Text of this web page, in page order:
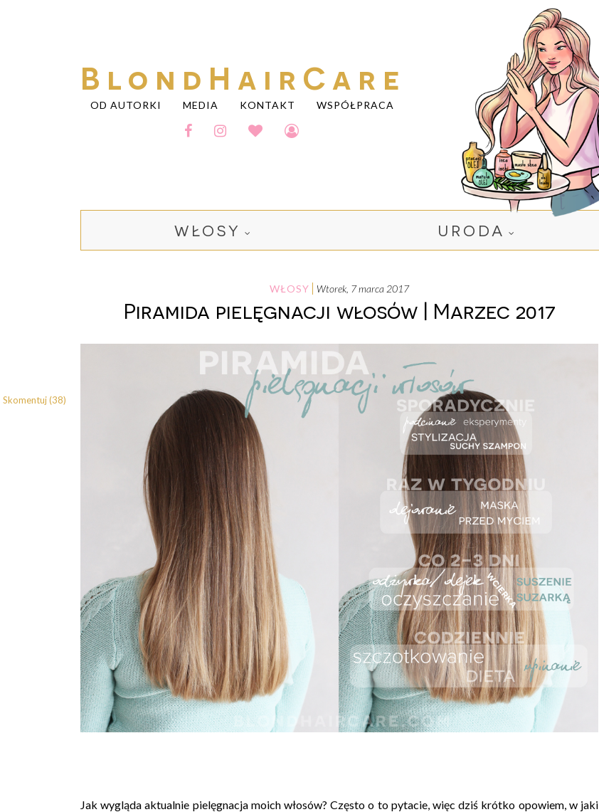
BlondHairCare
OD AUTORKI MEDIA KONTAKT WSPÓŁPRACA
WŁOSY URODA
WŁOSY wtorek, 7 marca 2017
Piramida pielęgnacji włosów | Marzec 2017
Jak wygląda aktualnie pielęgnacja moich włosów? Często o to pytacie, więc dziś krótko opowiem, w jaki
Skomentuj (38)